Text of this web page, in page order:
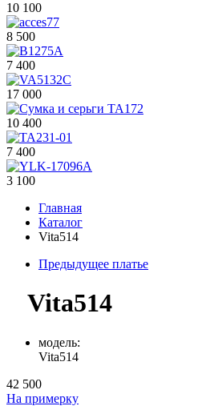
10 100
8 500
7 400
17 000
10 400
7 400
3 100
Главная
Каталог
Vita514
Предыдущее платье
Vita514
модель:
Vita514
42 500
На примерку